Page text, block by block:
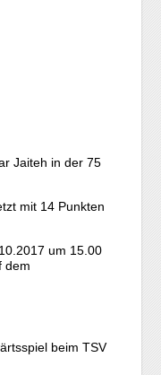
Jaiteh in der 75
mit 14 Punkten
um 15.00
dem
beim TSV